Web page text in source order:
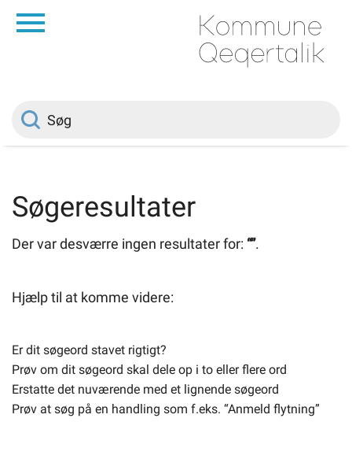
Borger
Selvbetjening
Søgeresultater
Der var desværre ingen resultater for: “”.
Hjælp til at komme videre:
Er dit søgeord stavet rigtigt?
Prøv om dit søgeord skal dele op i to eller flere ord
Erstatte det nuværende med et lignende søgeord
Prøv at søg på en handling som f.eks. “Anmeld flytning”